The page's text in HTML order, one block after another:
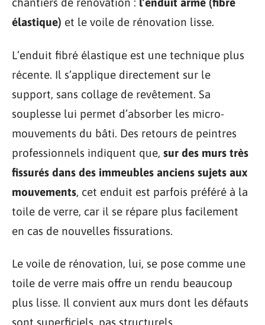
élastique) et le voile de rénovation lisse.
L’enduit fibré élastique est une technique plus
récente. Il s’applique directement sur le
support, sans collage de revêtement. Sa
souplesse lui permet d’absorber les micro-
mouvements du bâti. Des retours de peintres
professionnels indiquent que, sur des murs très
fissurés dans des immeubles anciens sujets aux
mouvements, cet enduit est parfois préféré à la
toile de verre, car il se répare plus facilement
en cas de nouvelles fissurations.
Le voile de rénovation, lui, se pose comme une
toile de verre mais offre un rendu beaucoup
plus lisse. Il convient aux murs dont les défauts
sont superficiels, pas structurels.